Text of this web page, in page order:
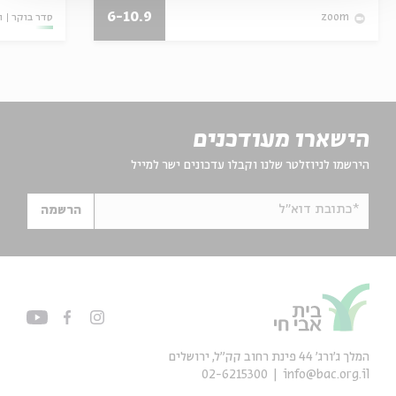
zoom
6-10.9 סדר בוקר
הישארו מעודכנים
הירשמו לניוזלטר שלנו וקבלו עדכונים ישר למייל
*כתובת דוא"ל הרשמה
המלך ג'ורג' 44 פינת רחוב קק״ל, ירושלים
info@bac.org.il
02-6215300